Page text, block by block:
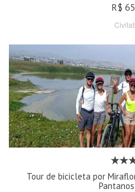
R$
Tour de bicicleta por